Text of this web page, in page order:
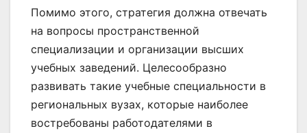
Помимо этого, стратегия должна отвечать
на вопросы пространственной
специализации и организации высших
учебных заведений. Целесообразно
развивать такие учебные специальности в
региональных вузах, которые наиболее
востребованы работодателями в